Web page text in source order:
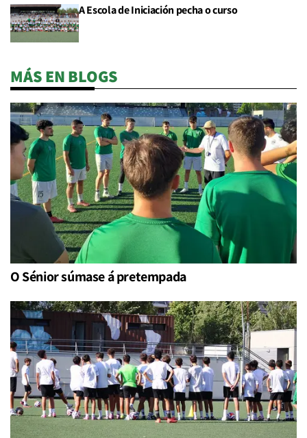
A Escola de Iniciación pecha o curso
MÁS EN BLOGS
O Sénior súmase á pretempada